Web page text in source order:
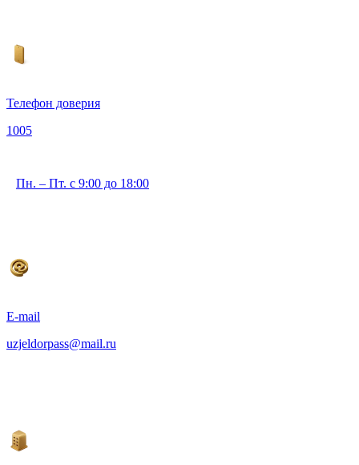
Телефон доверия
1005
Пн. – Пт. с 9:00 до 18:00
E-mail
uzjeldorpass@mail.ru